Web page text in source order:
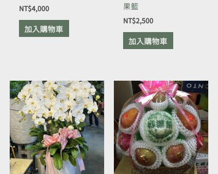
NT$4,000
加入購物車
果籃
NT$2,500
加入購物車